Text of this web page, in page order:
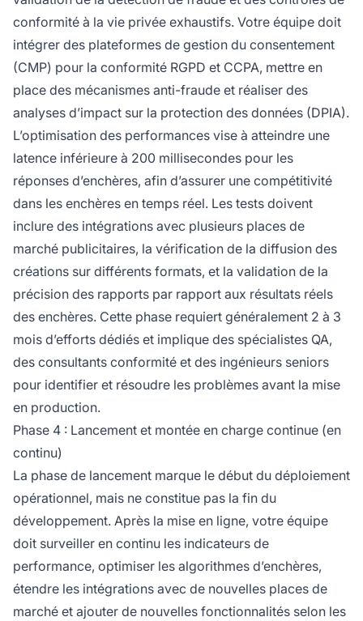
conformité à la vie privée exhaustifs. Votre équipe doit
intégrer des plateformes de gestion du consentement
(CMP) pour la conformité RGPD et CCPA, mettre en
place des mécanismes anti-fraude et réaliser des
analyses d’impact sur la protection des données (DPIA).
L’optimisation des performances vise à atteindre une
latence inférieure à 200 millisecondes pour les
réponses d’enchères, afin d’assurer une compétitivité
dans les enchères en temps réel. Les tests doivent
inclure des intégrations avec plusieurs places de
marché publicitaires, la vérification de la diffusion des
créations sur différents formats, et la validation de la
précision des rapports par rapport aux résultats réels
des enchères. Cette phase requiert généralement 2 à 3
mois d’efforts dédiés et implique des spécialistes QA,
des consultants conformité et des ingénieurs seniors
pour identifier et résoudre les problèmes avant la mise
en production.
Phase 4 : Lancement et montée en charge continue (en
continu)
La phase de lancement marque le début du déploiement
opérationnel, mais ne constitue pas la fin du
développement. Après la mise en ligne, votre équipe
doit surveiller en continu les indicateurs de
performance, optimiser les algorithmes d’enchères,
étendre les intégrations avec de nouvelles places de
marché et ajouter de nouvelles fonctionnalités selon les